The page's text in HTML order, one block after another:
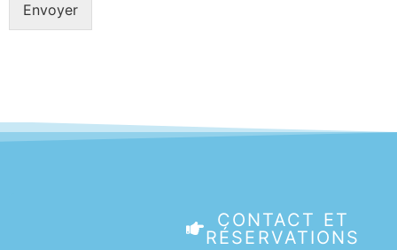
Envoyer
CONTACT ET
RÉSERVATIONS